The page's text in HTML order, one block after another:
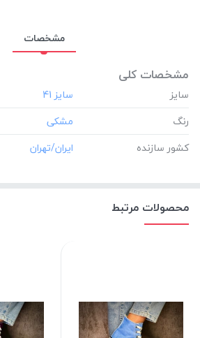
مشخصات
مشخصات کلی
سایز
رنگ
کشور سازنده
محصولات مرتبط